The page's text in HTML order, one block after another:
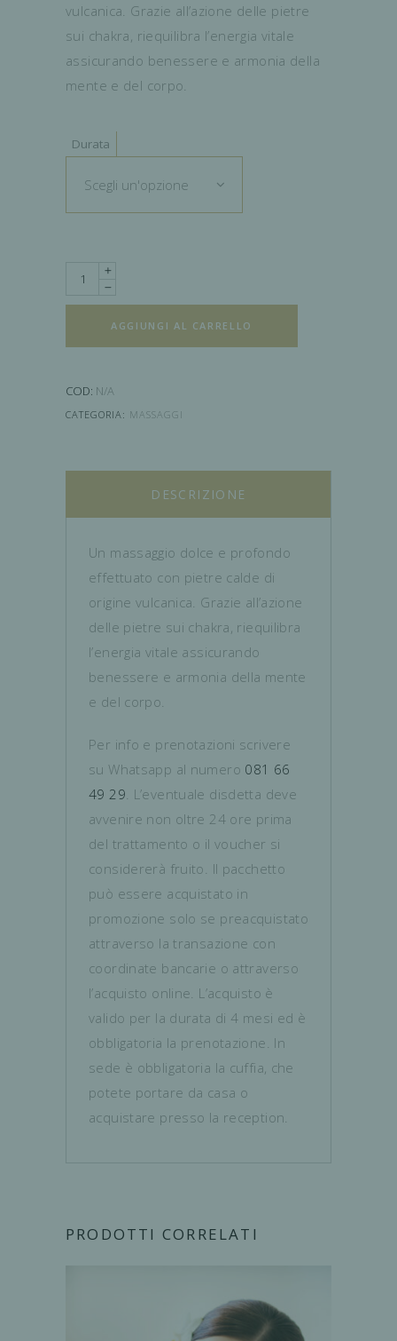
vulcanica. Grazie all’azione delle pietre
sui chakra, riequilibra l’energia vitale
assicurando benessere e armonia della
mente e del corpo.
Durata
Scegli un'opzione
Quantity
AGGIUNGI AL CARRELLO
COD: N/A
CATEGORIA: MASSAGGI
DESCRIZIONE
Un massaggio dolce e profondo
effettuato con pietre calde di
origine vulcanica. Grazie all’azione
delle pietre sui chakra, riequilibra
l’energia vitale assicurando
benessere e armonia della mente
e del corpo.
Per info e prenotazioni scrivere
su Whatsapp al numero 081 66
49 29. L’eventuale disdetta deve
avvenire non oltre 24 ore prima
del trattamento o il voucher si
considererà fruito. Il pacchetto
può essere acquistato in
promozione solo se preacquistato
attraverso la transazione con
coordinate bancarie o attraverso
l’acquisto online. L’acquisto è
valido per la durata di 4 mesi ed è
obbligatoria la prenotazione. In
sede è obbligatoria la cuffia, che
potete portare da casa o
acquistare presso la reception.
PRODOTTI CORRELATI